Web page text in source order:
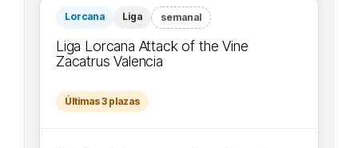
Lorcana Liga semanal
Liga Lorcana Attack of the Vine
Zacatrus Valencia
Últimas 3 plazas